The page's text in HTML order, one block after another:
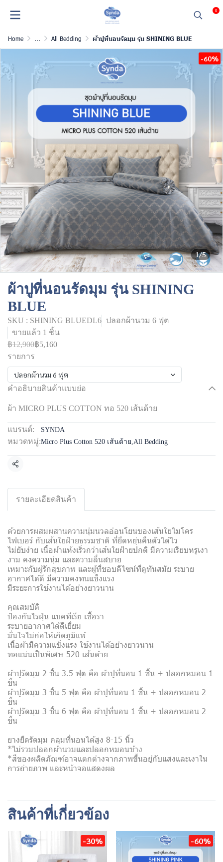
0
Home ... All Bedding ผ้าปูที่นอนรัดมุม รุ่น SHINING BLUE
1/5
-60%
ผ้าปูที่นอนรัดมุม รุ่น SHINING
BLUE
SKU : SHINING BLUEDL6 ปลอกผ้านวม 6 ฟุต
ขายแล้ว 1 ชิ้น
฿12,900฿5,160
รายการ
ปลอกผ้านวม 6 ฟุต
คำอธิบายสินค้าแบบย่อ
ผ้า MICRO PLUS COTTON ทอ 520 เส้นด้าย
แบรนด์: SYNDA
หมวดหมู่:Micro Plus Cotton 520 เส้นด้าย,All Bedding
แชร์
รายละเอียดสินค้า
ด้วยการผสมผสานความนุ่มนวลอ่อนโยนของเส้นใยไมโคร
ไฟเบอร์ กับเส้นใยฝ้ายธรรมชาติ ที่ยืดหยุ่นคืนตัวได้ไว
ไม่ยับง่าย เนื้อผ้าแห้งเร็วกว่าเส้นใยฝ้ายปกติ มีความเรียบหรูเงา
งาม คงความนุ่ม และความลื่นสบาย
เหมาะกับผู้รักสุขภาพ และผู้ที่ชอบดีไซน์ที่ดูทันสมัย ระบาย
อากาศได้ดี มีความคงทนแข็งแรง
มีระยะการใช้งานได้อย่างยาวนาน
คุณสมบัติ
ป้องกันไรฝุ่น แบคทีเรีย เชื้อรา
ระบายอากาศได้ดีเยี่ยม
มั่นใจไม่ก่อให้เกิดภูมิแพ้
เนื้อผ้ามีความแข็งแรง ใช้งานได้อย่างยาวนาน
ทอแน่นเป็นพิเศษ 520 เส้นด้าย
ผ้าปูรัดมุม 2 ชิ้น 3.5 ฟุต คือ ผ้าปูที่นอน 1 ชิ้น + ปลอกหมอน 1
ชิ้น
ผ้าปูรัดมุม 3 ชิ้น 5 ฟุต คือ ผ้าปูที่นอน 1 ชิ้น + ปลอกหมอน 2
ชิ้น
ผ้าปูรัดมุม 3 ชิ้น 6 ฟุต คือ ผ้าปูที่นอน 1 ชิ้น + ปลอกหมอน 2
ชิ้น
ยางยืดรัดมุม คลุมที่นอนได้สูง 8-15 นิ้ว
*ไม่รวมปลอกผ้านวมและปลอกหมอนข้าง
*สีของผลิตภัณฑ์อาจแตกต่างจากภาพขึ้นอยู่กับแสงและเงาใน
การถ่ายภาพ และหน้าจอแสดงผล
สินค้าที่เกี่ยวข้อง
-30% -60%